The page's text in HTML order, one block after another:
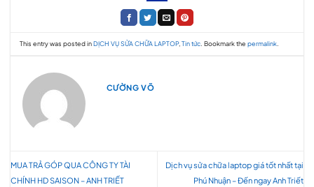
This entry was posted inDỊCH VỤ SỬA CHỮA LAPTOP,Tin tức . Bookmark thepermalink
CƯỜNG VÕ
MUA TRẢ GÓP QUA CÔNG TY TÀI
CHÍNH HD SAISON – ANH TRIẾT
Dịch vụ sửa chữa laptop giá tốt nhất tại
Phú Nhuận – Đến ngay Anh Triết